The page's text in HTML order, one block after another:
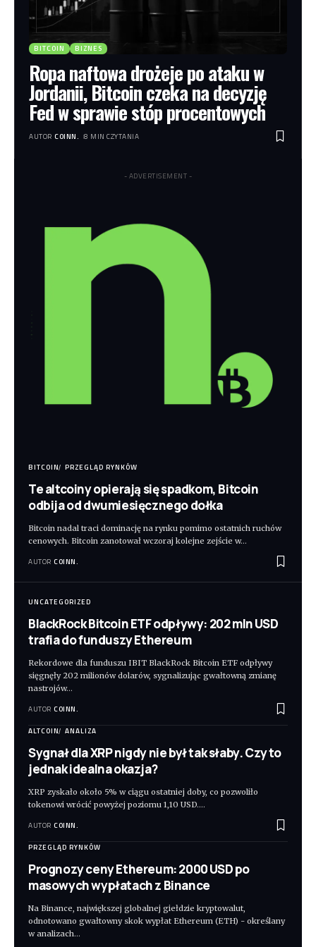
BITCOIN BIZNES
Ropa naftowa drożeje po ataku w
Jordanii, Bitcoin czeka na decyzję
Fed w sprawie stóp procentowych
AUTOR COINN. 8 MIN CZYTANIA
- ADVERTISEMENT -
BITCOIN PRZEGLĄD RYNKÓW
Te altcoiny opierają się spadkom, Bitcoin
odbija od dwumiesięcznego dołka
Bitcoin nadal traci dominację na rynku pomimo ostatnich ruchów
cenowych. Bitcoin zanotował wczoraj kolejne zejście w…
AUTOR COINN.
UNCATEGORIZED
BlackRock Bitcoin ETF odpływy: 202 mln USD
trafia do funduszy Ethereum
Rekordowe dla funduszu IBIT BlackRock Bitcoin ETF odpływy
sięgnęły 202 milionów dolarów, sygnalizując gwałtowną zmianę
nastrojów…
AUTOR COINN.
ALTCOIN ANALIZA
Sygnał dla XRP nigdy nie był tak słaby. Czy to
jednak idealna okazja?
XRP zyskało około 5% w ciągu ostatniej doby, co pozwoliło
tokenowi wrócić powyżej poziomu 1,10 USD.…
AUTOR COINN.
PRZEGLĄD RYNKÓW
Prognozy ceny Ethereum: 2000 USD po
masowych wypłatach z Binance
Na Binance, największej globalnej giełdzie kryptowalut,
odnotowano gwałtowny skok wypłat Ethereum (ETH) - określany
w analizach…